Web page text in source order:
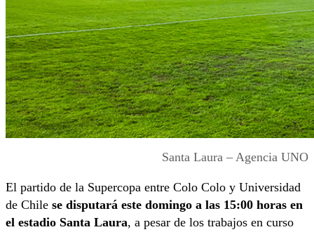
Santa Laura – Agencia UNO
El partido de la Supercopa entre Colo Colo y Universidad
de Chile se disputará este domingo a las 15:00 horas en
el estadio Santa Laura, a pesar de los trabajos en curso